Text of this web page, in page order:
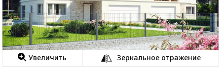
Увеличить Зеркальное отражение